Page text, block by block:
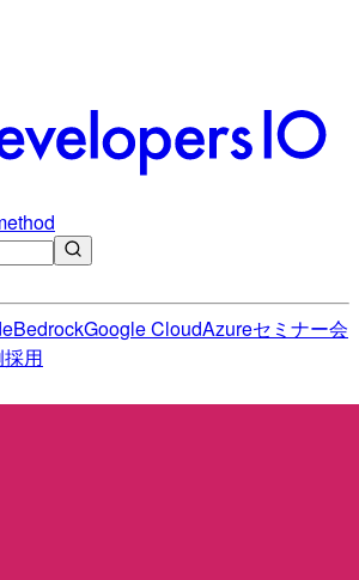
BedrockGoogle CloudAzureセミナー会
採用